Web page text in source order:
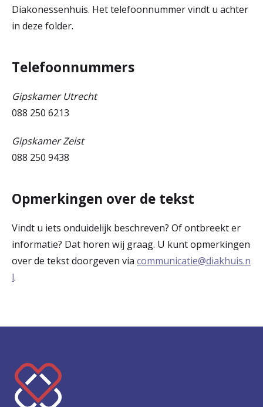
Diakonessenhuis. Het telefoonnummer vindt u achter
in deze folder.
Telefoonnummers
Gipskamer Utrecht
088 250 6213
Gipskamer Zeist
088 250 9438
Opmerkingen over de tekst
Vindt u iets onduidelijk beschreven? Of ontbreekt er
informatie? Dat horen wij graag. U kunt opmerkingen
over de tekst doorgeven via communicatie@diakhuis.n
l.
K
e